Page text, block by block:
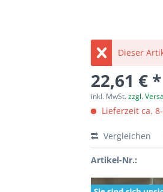
Dieser
22,61 € *
inkl. MwSt.zzgl.
Lieferzeit ca.
Vergleichen
Artikel-Nr.: